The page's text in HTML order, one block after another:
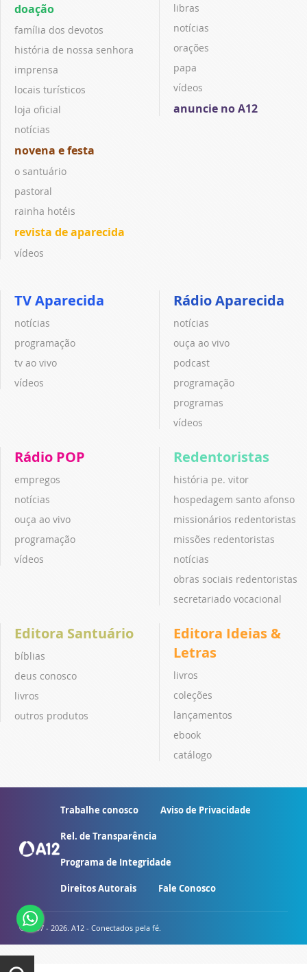
doação
família dos devotos
história de nossa senhora
imprensa
locais turísticos
loja oficial
notícias
novena e festa
o santuário
pastoral
rainha hotéis
revista de aparecida
vídeos
libras
notícias
orações
papa
vídeos
anuncie no A12
TV Aparecida
notícias
programação
tv ao vivo
vídeos
Rádio Aparecida
notícias
ouça ao vivo
podcast
programação
programas
vídeos
Rádio POP
empregos
notícias
ouça ao vivo
programação
vídeos
Redentoristas
história pe. vitor
hospedagem santo afonso
missionários redentoristas
missões redentoristas
notícias
obras sociais redentoristas
secretariado vocacional
Editora Santuário
bíblias
deus conosco
livros
outros produtos
Editora Ideias &
Letras
livros
coleções
lançamentos
ebook
catálogo
Trabalhe conosco Aviso de Privacidade
Rel. de Transparência
Programa de Integridade
Direitos Autorais Fale Conosco
© 2007 - 2026. A12 - Conectados pela fé.